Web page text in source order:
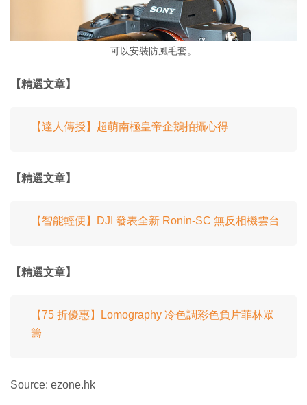
可以安裝防風毛套。
【精選文章】
【達人傳授】超萌南極皇帝企鵝拍攝心得
【精選文章】
【智能輕便】DJI 發表全新 Ronin-SC 無反相機雲台
【精選文章】
【75 折優惠】Lomography 冷色調彩色負片菲林眾
籌
Source: ezone.hk